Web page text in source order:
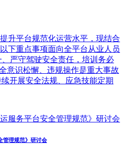
升平台规范化运营水平，现结合
下重点事项面向全平台从业人员
严守驾驶安全责任，培训务必
意识松懈、违规操作是重大事故
开展安全法规、应急技能定期
管理规范》研讨会